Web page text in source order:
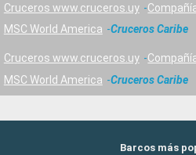
Cruceros www.cruceros.uy
MSC World America
Cruceros Caribe
Cruceros www.cruceros.uy
MSC World America
Cruceros Caribe
Barcos más